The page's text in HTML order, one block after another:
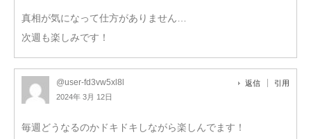
真相が気になって仕方がありません…
次週も楽しみです！
@user-fd3vw5xl8l
2024年 3月 12日
返信 引用
毎週どうなるのかドキドキしながら楽しんでます！